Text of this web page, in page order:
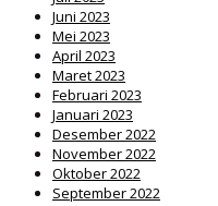
Juni 2023
Mei 2023
April 2023
Maret 2023
Februari 2023
Januari 2023
Desember 2022
November 2022
Oktober 2022
September 2022